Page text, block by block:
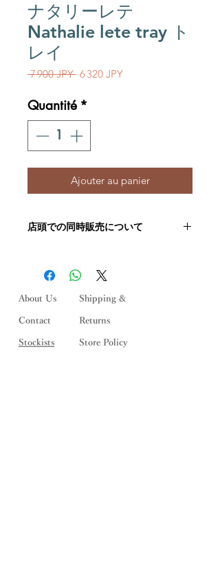
ナタリーレテ
Nathalie lete tray ト
レイ
7 900 JPY Prix original
6 320 JPYPrix promotionnel
Quantité *
Ajouter au panier
店頭での同時販売について
ております。 ご注文いただいた後に
在庫状況を確認いたしますが,「在庫
切れ」の場合がございます。 その際
ぞご了承ください。
About Us
Contact
Stockists
Shipping &
Returns
Store Policy